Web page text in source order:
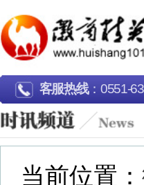
频
当前位置：徽商
安徽大